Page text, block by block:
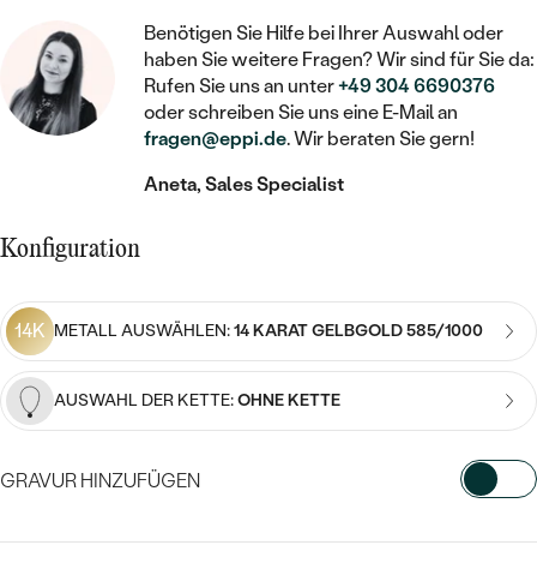
MIT FÜLLUNG
IM SET
LAB GROWN DIAMANTEN ZUM
EINFASSEN
FARBIGE DIAMANTEN ZUM EINFASSEN
MIT LAB GROWN DIAMANT
MIT MOISSANIT
SCHMUCK FÜR KINDER
BROSCHEN
SCHMUCKZUBEHÖR
NACH MATERIAL
GOLD
SILBER
PLATIN
DIAMANTSCHMUCK
KINDER
PIERCINGS
PERLENOHRRINGE
NACH PREIS
PREISWERTE
MEDAILLON
KETTEN
HERZKETTEN
MIT TIEREN
NACH EDELSTEIN
MIT DIAMANT
MIT EDELSTEIN
PERLENKETTEN
STATEMENT
SIEGELRINGE
PERSONALISIERT
MIT DIAMANT
MIT EDELSTEIN
PERLENRINGE
Benötigen Sie Hilfe bei Ihrer Auswahl oder
haben Sie weitere Fragen? Wir sind für Sie da:
Rufen Sie uns an unter+49 304 6690376
oder schreiben Sie uns eine E-Mail an
fragen@eppi.de. Wir beraten Sie gern!
Aneta, Sales Specialist
Konfiguration
14K METALL AUSWÄHLEN:14 KARAT GELBGOLD 585/1000
AUSWAHL DER KETTE:OHNE KETTE
GRAVUR HINZUFÜGEN